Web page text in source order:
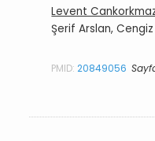
Levent
Şerif Arslan,
PMID:20849056